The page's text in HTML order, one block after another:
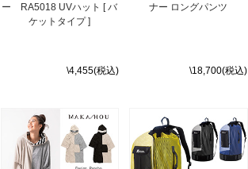
ー RA5018 UVハット [ バ
ケットタイプ ]
\4,455(税込)
ナー ロングパンツ
\18,700(税込)